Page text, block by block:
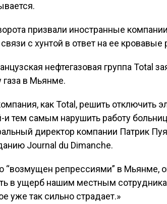
призвали иностранные
связи с хунтой в ответ на ее кровавые
нефтегазовая группа Total
газа в Мьянме.
как Total, решить отключить
тем самым нарушить работу
директор компании Патрик
Journal du Dimanche.
“возмущен репрессиями” в Мьянме,
в ущерб нашим местным
уже так сильно страдает.»